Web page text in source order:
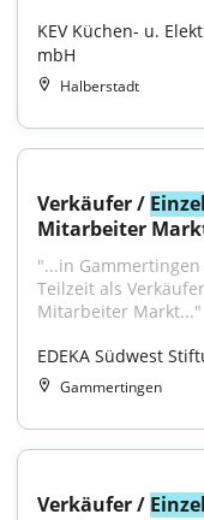
KEV Küchen- u.
mbH
Halberstadt
Verkäufer /
Mitarbeiter
"...in
Teilzeit als
Mitarbeiter Markt..."
EDEKA Südwest
Gammertingen
Verkäufer /